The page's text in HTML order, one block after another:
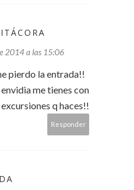
2014 a las 15:06
pierdo la entrada!!
me tienes con
q haces!!
Responder